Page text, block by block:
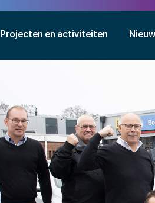
Projecten en activiteiten